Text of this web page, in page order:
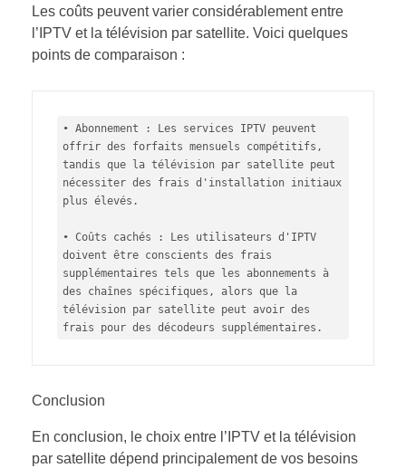
Les coûts peuvent varier considérablement entre
l’IPTV et la télévision par satellite. Voici quelques
points de comparaison :
• Abonnement : Les services IPTV peuvent
offrir des forfaits mensuels compétitifs,
tandis que la télévision par satellite peut
nécessiter des frais d'installation initiaux
plus élevés.
• Coûts cachés : Les utilisateurs d'IPTV
doivent être conscients des frais
supplémentaires tels que les abonnements à
des chaînes spécifiques, alors que la
télévision par satellite peut avoir des
frais pour des décodeurs supplémentaires.
Conclusion
En conclusion, le choix entre l’IPTV et la télévision
par satellite dépend principalement de vos besoins